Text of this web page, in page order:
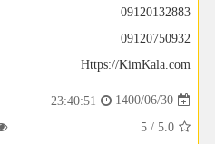
09120132883
09120750932
Https://KimKala.com
1400/06/30
23:40:51
5.0
/
5